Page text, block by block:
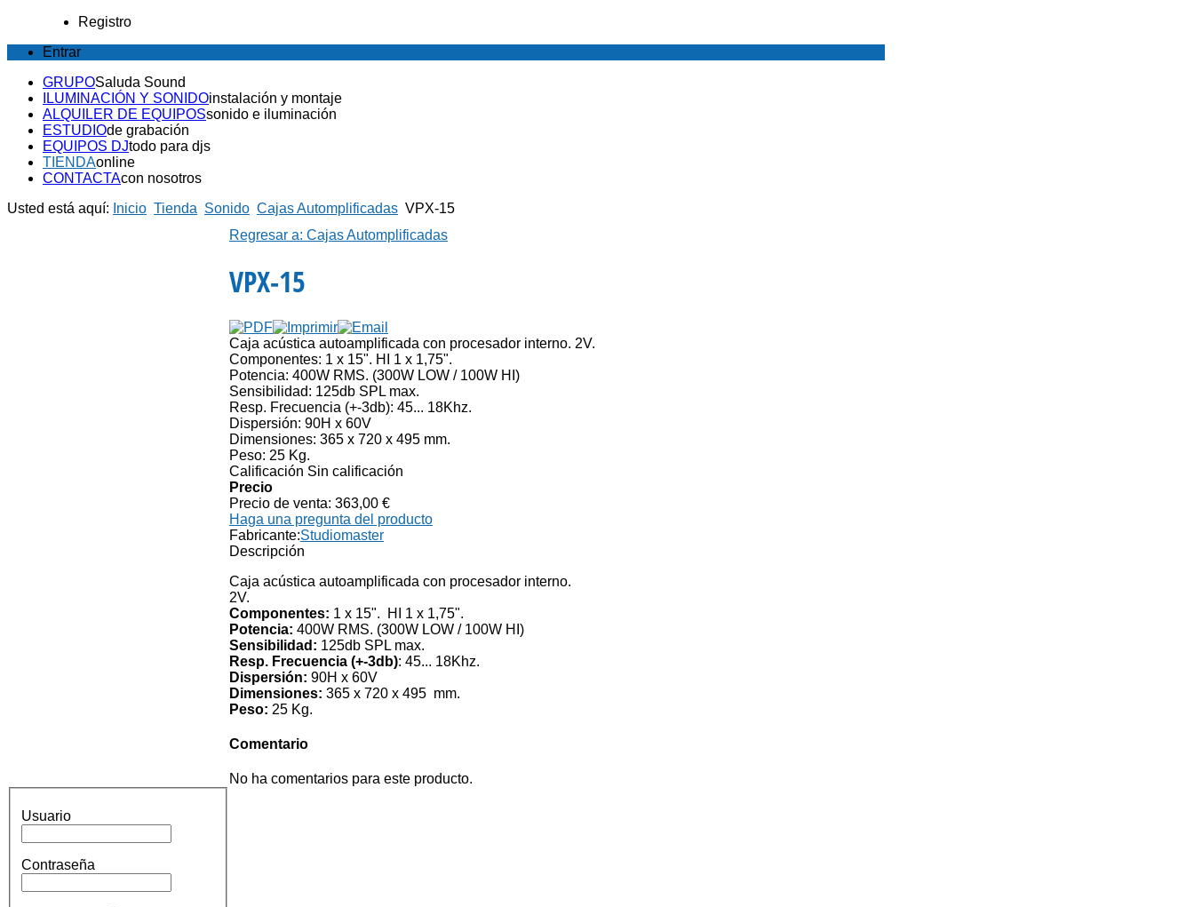
Registro
Entrar
GRUPOSaluda Sound
ILUMINACIÓN Y SONIDOinstalación y montaje
ALQUILER DE EQUIPOSsonido e iluminación
ESTUDIOde grabación
EQUIPOS DJtodo para djs
TIENDAonline
CONTACTAcon nosotros
Usted está aquí: Inicio Tienda Sonido Cajas Automplificadas VPX-15
Regresar a: Cajas Automplificadas
VPX-15
Caja acústica autoamplificada con procesador interno. 2V.
Componentes: 1 x 15". HI 1 x 1,75".
Potencia: 400W RMS. (300W LOW / 100W HI)
Sensibilidad: 125db SPL max.
Resp. Frecuencia (+-3db): 45... 18Khz.
Dispersión: 90H x 60V
Dimensiones: 365 x 720 x 495 mm.
Peso: 25 Kg.
Calificación Sin calificación
Precio
Precio de venta: 363,00 €
Haga una pregunta del producto
Fabricante:Studiomaster
Descripción
Caja acústica autoamplificada con procesador interno.
2V.
Componentes: 1 x 15". HI 1 x 1,75".
Potencia: 400W RMS. (300W LOW / 100W HI)
Sensibilidad: 125db SPL max.
Resp. Frecuencia (+-3db): 45... 18Khz.
Dispersión: 90H x 60V
Dimensiones: 365 x 720 x 495 mm.
Peso: 25 Kg.
Comentario
No ha comentarios para este producto.
Usuario
Contraseña